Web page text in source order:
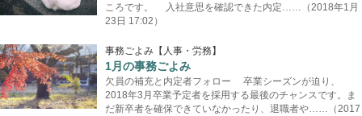
ころです。 入社意思を確認できた内定……（2018年1月
23日 17:02）
事務ごよみ【人事・労務】
1月の事務ごよみ
欠員の補充と内定者フォロー 卒業シーズンが迫り、
2018年3月卒業予定者を採用する最後のチャンスです。ま
だ新卒者を確保できていなかったり、退職者や……（2017